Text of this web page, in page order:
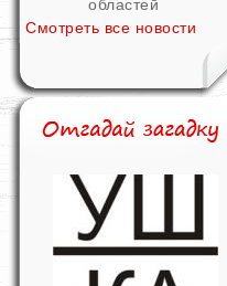
областей
Смотреть все новости